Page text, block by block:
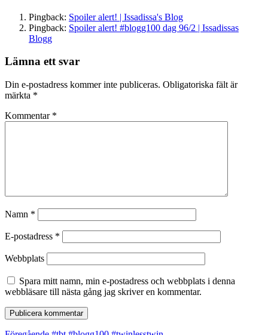
Pingback: Spoiler alert! | Issadissa's Blog
Pingback: Spoiler alert! #blogg100 dag 96/2 | Issadissas
Blogg
Lämna ett svar
Din e-postadress kommer inte publiceras. Obligatoriska fält är
märkta *
Kommentar *
Namn *
E-postadress *
Webbplats
Spara mitt namn, min e-postadress och webbplats i denna
webbläsare till nästa gång jag skriver en kommentar.